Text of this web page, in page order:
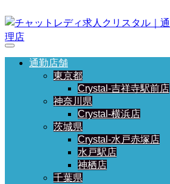
通勤店舗
東京都
Crystal-吉祥寺駅前店
神奈川県
Crystal-横浜店
茨城県
Crystal-水戸赤塚店
水戸駅店
神栖店
千葉県